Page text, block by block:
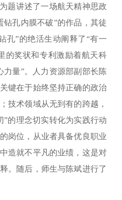
题讲述了一场航天精神思政
钻孔内膜不破”的作品，其徒
孔”的绝活生动阐释了“有一
的奖状和专利激励着航天科
力量”。人力资源部副部长陈
键在于始终坚持正确的政治
技术领域从无到有的跨越，
”的理念切实转化为实践行动
岗位，从业者具备优良职业
造就不平凡的业绩，这是对
。随后，师生与陈斌进行了